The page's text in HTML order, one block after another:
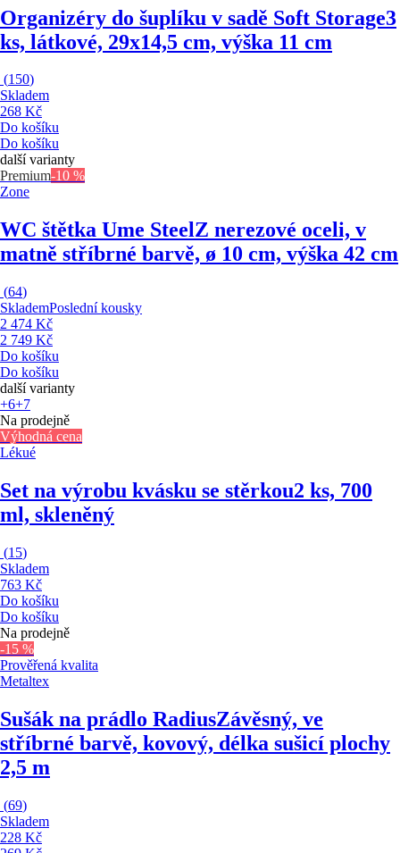
Organizéry do šuplíku v sadě Soft Storage3
ks, látkové, 29x14,5 cm, výška 11 cm
(150)
Skladem
268 Kč
Do košíku
Do košíku
další varianty
Premium-10 %
Zone
WC štětka Ume SteelZ nerezové oceli, v
matně stříbrné barvě, ø 10 cm, výška 42 cm
(64)
SklademPoslední kousky
2 474 Kč
2 749 Kč
Do košíku
Do košíku
další varianty
+6+7
Na prodejně
Výhodná cena
Lékué
Set na výrobu kvásku se stěrkou2 ks, 700
ml, skleněný
(15)
Skladem
763 Kč
Do košíku
Do košíku
Na prodejně
-15 %
Prověřená kvalita
Metaltex
Sušák na prádlo RadiusZávěsný, ve
stříbrné barvě, kovový, délka sušicí plochy
2,5 m
(69)
Skladem
228 Kč